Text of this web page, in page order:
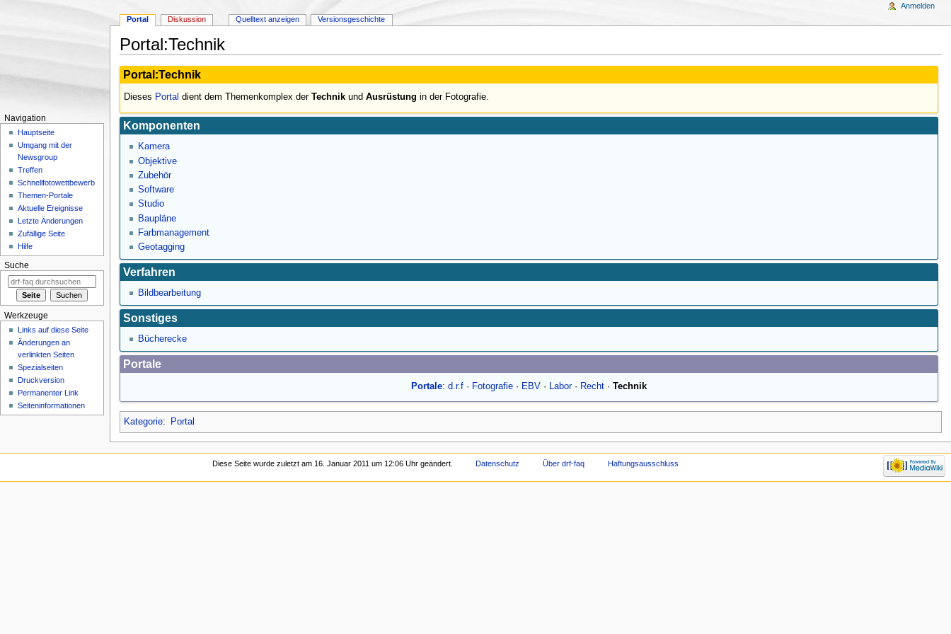
Portal:Technik
Portal:Technik
Dieses Portal dient dem Themenkomplex der Technikund Ausrüstung in der Fotografie.
Komponenten
Kamera
Objektive
Zubehör
Software
Studio
Baupläne
Farbmanagement
Geotagging
Verfahren
Bildbearbeitung
Sonstiges
Bücherecke
Portale
Portale: d.r.f· Fotografie· EBV· Labor· Recht· Technik
Kategorie: Portal
Portal Diskussion Quelltext anzeigen Versionsgeschichte
Anmelden
Navigation
Hauptseite
Umgang mit der
Newsgroup
Treffen
Schnellfotowettbewerb
Themen-Portale
Aktuelle Ereignisse
Letzte Änderungen
Zufällige Seite
Hilfe
Suche
Werkzeuge
Links auf diese Seite
Änderungen an
verlinkten Seiten
Spezialseiten
Druckversion
Permanenter Link
Seiten­informationen
Diese Seite wurde zuletzt am 16. Januar 2011 um 12:06 Uhr geändert. Datenschutz Über drf-faq Haftungsausschluss